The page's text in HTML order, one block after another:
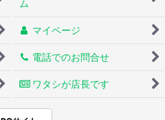
ム
マイページ
電話でのお問合せ
ワタシが店長です